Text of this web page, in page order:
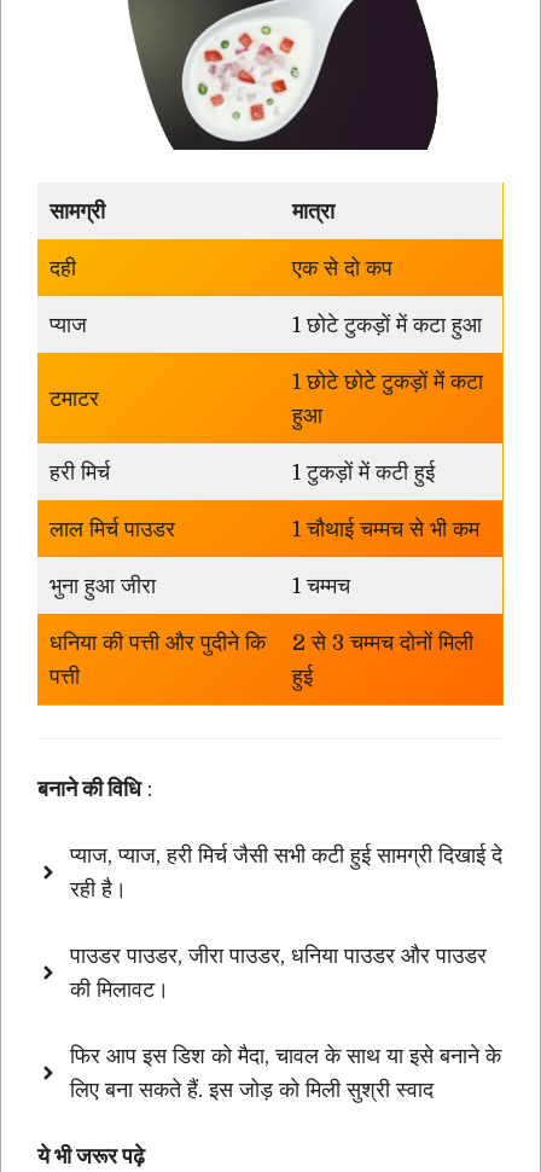
सामग्री मात्रा
दही एक से दो कप
प्याज 1 छोटे टुकड़ों में कटा हुआ
टमाटर
1 छोटे छोटे टुकड़ों में कटा
हुआ
हरी मिर्च 1 टुकड़ों में कटी हुई
लाल मिर्च पाउडर 1 चौथाई चम्मच से भी कम
भुना हुआ जीरा 1 चम्मच
धनिया की पत्ती और पुदीने कि
पत्ती
2 से 3 चम्मच दोनों मिली
हुई
बनाने की विधि:
प्याज, प्याज, हरी मिर्च जैसी सभी कटी हुई सामग्री दिखाई दे
रही है।
पाउडर पाउडर, जीरा पाउडर, धनिया पाउडर और पाउडर
की मिलावट।
फिर आप इस डिश को मैदा, चावल के साथ या इसे बनाने के
लिए बना सकते हैं. इस जोड़ को मिली सुश्री ️स्वाद
ये भी जरूर पढ़े